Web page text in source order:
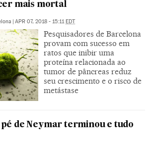
mais mortal
APR 07, 2018 - 15:11 EDT
Pesquisadores de Barcelona
provam com sucesso em
ratos que inibir uma
proteína relacionada ao
tumor de pâncreas reduz
seu crescimento e o risco de
metástase
de Neymar terminou e tudo